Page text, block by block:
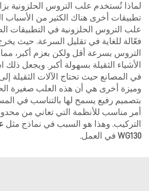
تطبيقات أخرى هناك الكثير من الأسباب
علب التروس الحلزونية في التطبيقات
فعّالة للغاية في تقليل السرعة. حيث
التروس بسرعة أقل ولكن بعزم أكبر،
الأشياء الثقيلة بسهولة أكبر. ويجعل ذلك
في المصانع حيث تحتاج الآلات الثقيلة
وميزة أخرى هي أن هذه العلب صغيرة
بتصميم رفيع يسمح لها بالتناسب في
أمر مناسب للأنظمة التي تعاني من
التركيب. وهذا هو السبب في نماذج مثل
WG130 في العمل.